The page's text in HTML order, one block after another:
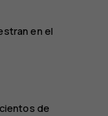
en el
de